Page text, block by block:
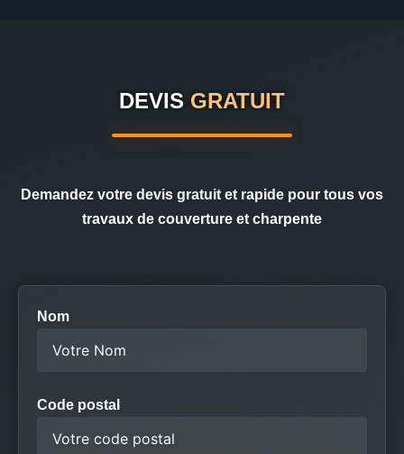
DEVIS GRATUIT
Demandez votre devis gratuit et rapide pour tous vos
travaux de couverture et charpente
Nom
Code postal